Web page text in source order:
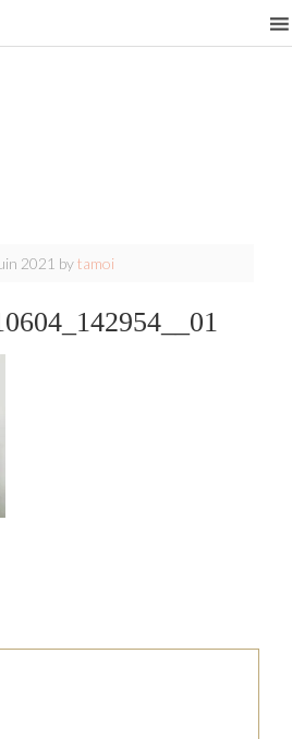
2021 bytamoi